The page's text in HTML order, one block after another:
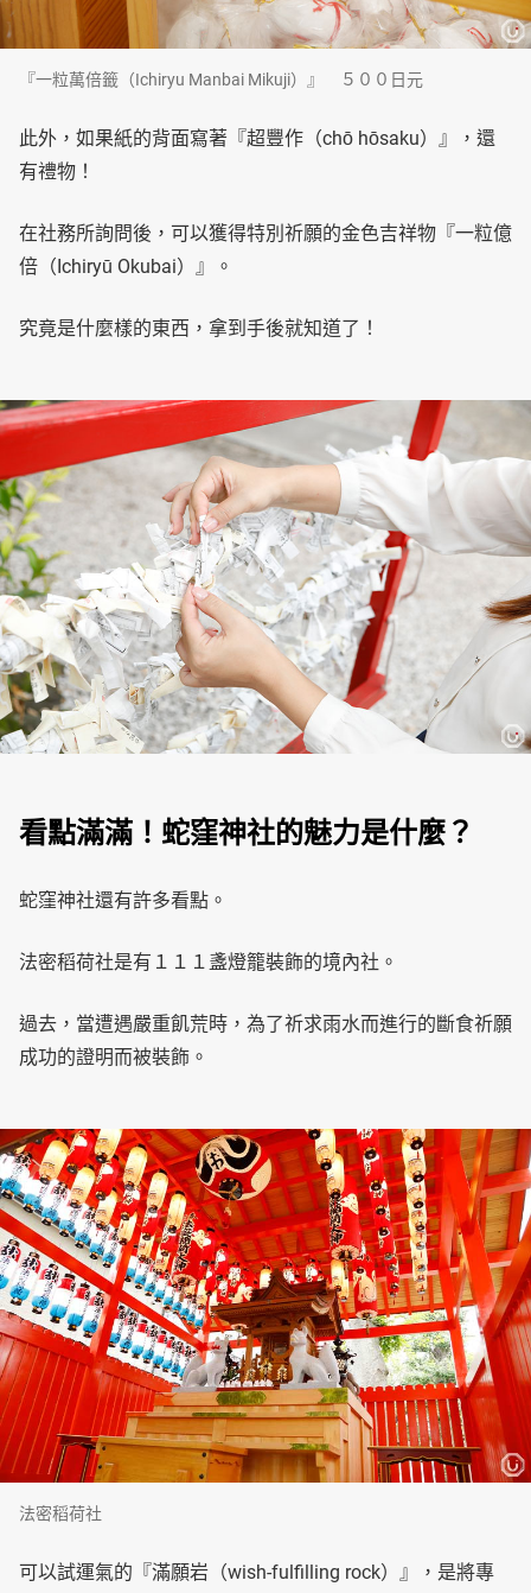
『一粒萬倍籤（Ichiryu Manbai Mikuji）』 ５００日元
此外，如果紙的背面寫著『超豐作（chō hōsaku）』，還
有禮物！
在社務所詢問後，可以獲得特別祈願的金色吉祥物『一粒億
倍（Ichiryū Okubai）』。
究竟是什麼樣的東西，拿到手後就知道了！
看點滿滿！蛇窪神社的魅力是什麼？
蛇窪神社還有許多看點。
法密稻荷社是有１１１盞燈籠裝飾的境內社。
過去，當遭遇嚴重飢荒時，為了祈求雨水而進行的斷食祈願
成功的證明而被裝飾。
法密稻荷社
可以試運氣的『滿願岩（wish-fulfilling rock）』，是將專